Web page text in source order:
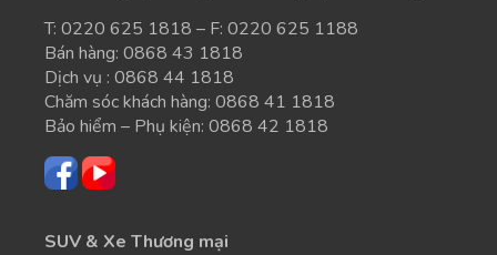
T: 0220 625 1818 – F: 0220 625 1188
Bán hàng: 0868 43 1818
Dịch vụ : 0868 44 1818
Chăm sóc khách hàng: 0868 41 1818
Bảo hiểm – Phụ kiện: 0868 42 1818
SUV & Xe Thương mại